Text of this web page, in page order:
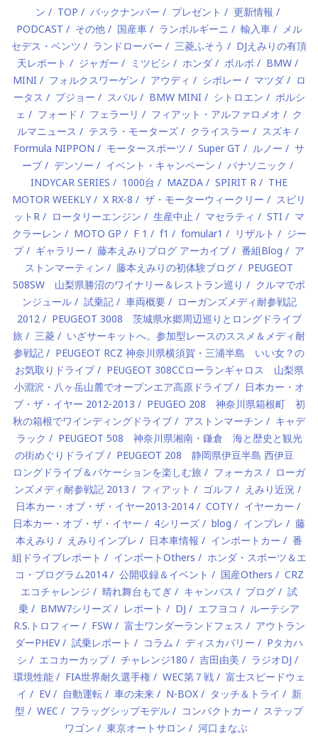
ン
TOP バックナンバー プレゼント
更新情報
PODCAST
その他 国産車 ランボルギーニ 輸入車
メル
セデス・ベンツ
ランドローバー 三菱ふそう
DJえみりの有頂
天レポート
ジャガー ミツビシ ホンダ ボルボ
BMW
MINI
フォルクスワーゲン アウディ シボレー マツダ
ロ
ータス
プジョー スバル BMW MINI シトロエン
ポルシ
ェ
フォード フェラーリ フィアット・アルファロメオ
ク
ルマニュース
テスラ・モーターズ クライスラー
スズキ
Formula NIPPON
モータースポーツ Super GT ルノー
サ
ーブ
デンソー イベント・キャンペーン
パナソニック
INDYCAR SERIES
1000台 MAZDA SPIRIT R
THE
MOTOR WEEKLY
X RX-8 ザ・モーターウィークリー
スピリ
ットR
ロータリーエンジン 生産中止 マセラティ STI
マ
クラーレン
MOTO GP F 1 f1 fomular1 リザルト
ジー
プ
ギャラリー 藤本えみりブログ アーカイブ 番組Blog
ア
ストンマーティン
藤本えみりの初体験ブログ
PEUGEOT
508SW 山梨県勝沼のワイナリー＆レストラン巡り
クルマでボ
ンジュール
試乗記 車両概要
ローガンズメディ耐参戦記
2012
PEUGEOT 3008 茨城県水郷周辺巡りとロングドライブ
旅
三菱
いざサーキットへ。参加型レースのススメ＆メディ耐
参戦記
PEUGEOT RCZ 神奈川県横須賀・三浦半島 いい女？の
お気取りドライブ
PEUGEOT 308CCローランギャロス 山梨県
小淵沢・八ヶ岳山麓でオープンエア高原ドライブ
日本カー・オ
ブ・ザ・イヤー 2012-2013
PEUGEO 208 神奈川県箱根町 初
秋の箱根でワインディングドライブ
アストンマーチン
キャデ
ラック
PEUGEOT 508 神奈川県湘南・鎌倉 海と歴史と観光
の街めぐりドライブ
PEUGEOT 208 静岡県伊豆半島 西伊豆
ロングドライブ＆バケーションを楽しむ旅
フォーカス
ローガ
ンズメディ耐参戦記 2013
フィアット ゴルフ
えみり近況
日本カー・オブ・ザ・イヤー2013-2014
COTY
イヤーカー
日本カー・オブ・ザ・イヤー
4シリーズ blog インプレ
藤
本えみり
えみりインプレ 日本車情報 インポートカー
番
組ドライブレポート
インポートOthers
ホンダ・スポーツ＆エ
コ・プログラム2014
公開収録＆イベント 国産Others
CRZ
エコチャレンジ
晴れ舞台もてぎ キャンバス ブログ
試
乗
BMW7シリーズ レポート DJ エフヨコ
ルーテシア
R.S.トロフィー
FSW 富士ワンダーランドフェス
アウトラン
ダーPHEV
試乗レポート コラム ディスカバリー
Pタカハ
シ
エコカーカップ チャレンジ180 吉田由美
ラジオDJ
環境性能
FIA世界耐久選手権 WEC第７戦
富士スピードウェ
イ
EV 自動運転 車の未来 N-BOX タッチ＆トライ
新
型
WEC フラッグシップモデル コンパクトカー
ステップ
ワゴン
東京オートサロン 河口まなぶ